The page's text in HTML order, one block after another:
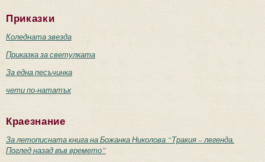
Приказки
Коледната звезда
Приказка за светулката
За една песъчинка
чети по-нататък
Краезнание
За летописната книга на Божанка Николова “Тракия – легенда.
Поглед назад във времето”